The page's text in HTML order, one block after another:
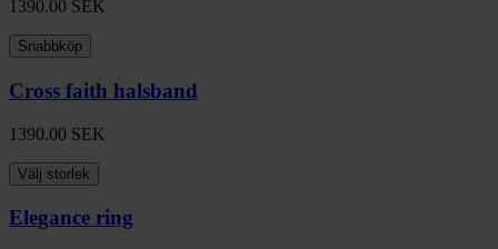
1390.00 SEK
Snabbköp
Cross faith halsband
1390.00 SEK
Välj storlek
Elegance ring